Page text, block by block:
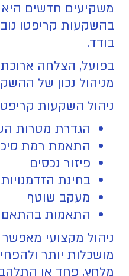
משקיעים חדשים
בהשקעות קריפטו
בודד.
בפועל, הצלחה
מניהול נכון של
ניהול השקעות
הגדרת מטרות
התאמת רמת
פיזור נכסים
בחינת הזדמנויות
מעקב שוטף
התאמות בהתאם
ניהול מקצועי
מושכלות יותר
מלחץ, פחד או